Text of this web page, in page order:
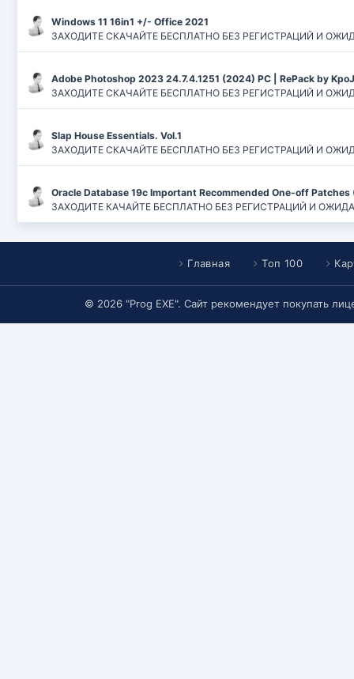
Windows 11 16in1 +/- Office 2021
ЗАХОДИТЕ СКАЧАЙТЕ БЕСПЛАТНО БЕЗ РЕГИСТРАЦИЙ И
Adobe Photoshop 2023 24.7.4.1251 (2024) PC | RePack by
ЗАХОДИТЕ СКАЧАЙТЕ БЕСПЛАТНО БЕЗ РЕГИСТРАЦИЙ И
Slap House Essentials. Vol.1
ЗАХОДИТЕ СКАЧАЙТЕ БЕСПЛАТНО БЕЗ РЕГИСТРАЦИЙ И
Oracle Database 19c Important Recommended One-off Patches
ЗАХОДИТЕ КАЧАЙТЕ БЕСПЛАТНО БЕЗ РЕГИСТРАЦИЙ И
Главная Топ 100
© 2026 "Prog EXE". Сайт рекомендует покупать